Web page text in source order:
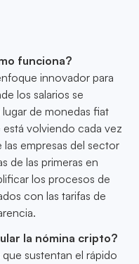
funciona?
innovador para
los salarios se
de monedas fiat
volviendo cada vez
empresas del sector
de las primeras en
los procesos de
con las tarifas de
la nómina cripto?
sustentan el rápido